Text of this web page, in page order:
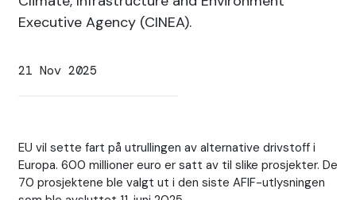
Executive Agency (CINEA).
21 Nov 2025
EU vil sette fart på utrullingen av alternative drivstoff i
Europa. 600 millioner euro er satt av til slike prosjekter. De
70 prosjektene ble valgt ut i den siste AFIF-utlysningen